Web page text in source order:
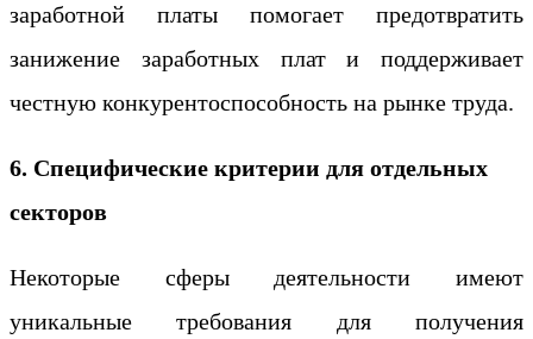
заработной платы помогает предотвратить
занижение заработных плат и поддерживает
честную конкурентоспособность на рынке труда.
6. Специфические критерии для отдельных
секторов
Некоторые сферы деятельности имеют
уникальные требования для получения